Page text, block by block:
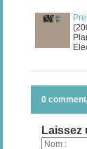
0
Laissez